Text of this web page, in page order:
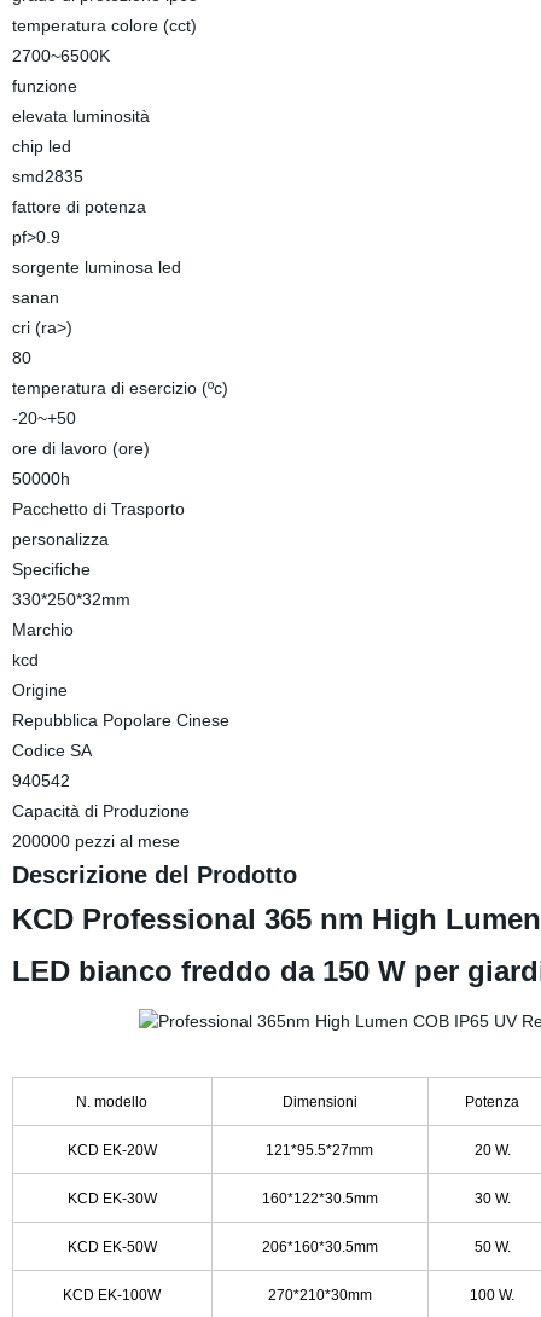
temperatura colore (cct)
2700~6500K
funzione
elevata luminosità
chip led
smd2835
fattore di potenza
pf>0.9
sorgente luminosa led
sanan
cri (ra>)
80
temperatura di esercizio (ºc)
-20~+50
ore di lavoro (ore)
50000h
Pacchetto di Trasporto
personalizza
Specifiche
330*250*32mm
Marchio
kcd
Origine
Repubblica Popolare Cinese
Codice SA
940542
Capacità di Produzione
200000 pezzi al mese
Descrizione del Prodotto
KCD Professional 365 nm High
LED bianco freddo da 150 W per
N. modello Dimensioni Potenza
KCD EK-20W 121*95.5*27mm 20 W.
KCD EK-30W 160*122*30.5mm 30 W.
KCD EK-50W 206*160*30.5mm 50 W.
KCD EK-100W 270*210*30mm 100 W.